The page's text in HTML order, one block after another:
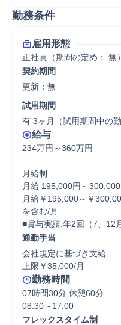
勤務条件
雇用形態
正社員（期間の定め： 無）
契約期間
更新：無
試用期間
有 3ヶ月（試用期間中の
給与
234万円～360万円
月給制
月給 195,000円～300,000
月給￥195,000～￥
を含む/月
■賞与実績:年2回（7、12
通勤手当
会社規定に基づき支給
上限￥35,000/月
勤務時間
07時間30分 休憩60分
フレックスタイム制